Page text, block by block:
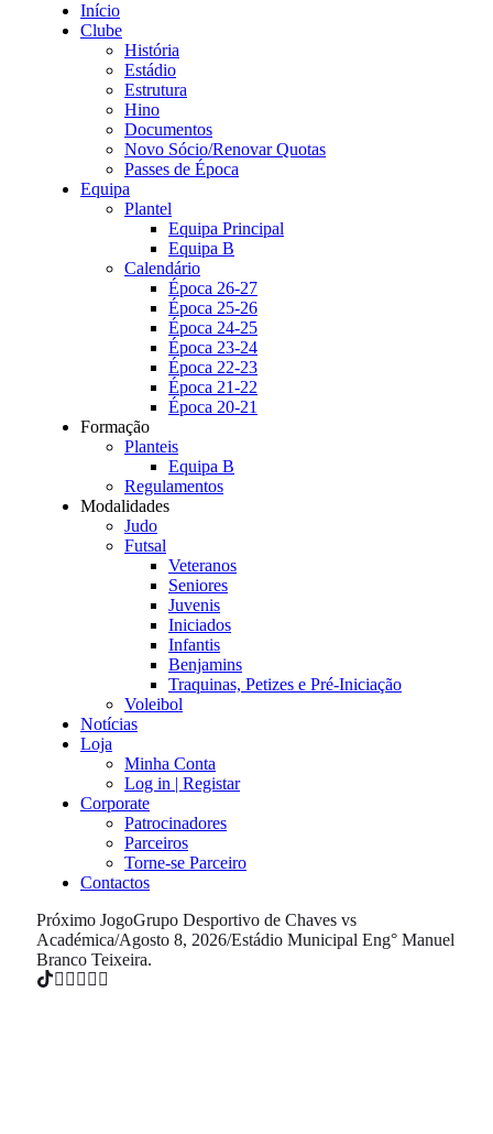
Início
Clube
História
Estádio
Estrutura
Hino
Documentos
Novo Sócio/Renovar Quotas
Passes de Época
Equipa
Plantel
Equipa Principal
Equipa B
Calendário
Época 26-27
Época 25-26
Época 24-25
Época 23-24
Época 22-23
Época 21-22
Época 20-21
Formação
Planteis
Equipa B
Regulamentos
Modalidades
Judo
Futsal
Veteranos
Seniores
Juvenis
Iniciados
Infantis
Benjamins
Traquinas, Petizes e Pré-Iniciação
Voleibol
Notícias
Loja
Minha Conta
Log in | Registar
Corporate
Patrocinadores
Parceiros
Torne-se Parceiro
Contactos
Próximo JogoGrupo Desportivo de Chaves vs
Académica/Agosto 8, 2026/Estádio Municipal Eng° Manuel
Branco Teixeira.